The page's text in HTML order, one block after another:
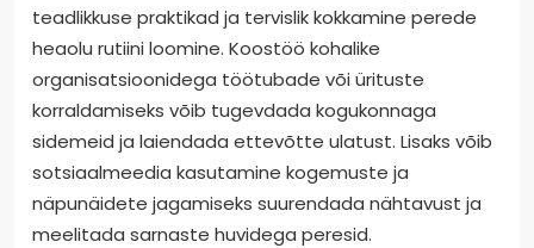
teadlikkuse praktikad ja tervislik kokkamine perede
heaolu rutiini loomine. Koostöö kohalike
organisatsioonidega töötubade või ürituste
korraldamiseks võib tugevdada kogukonnaga
sidemeid ja laiendada ettevõtte ulatust. Lisaks võib
sotsiaalmeedia kasutamine kogemuste ja
näpunäidete jagamiseks suurendada nähtavust ja
meelitada sarnaste huvidega peresid.